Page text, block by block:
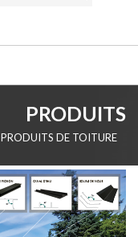
PRODUITS
PRODUITS DE TOITURE